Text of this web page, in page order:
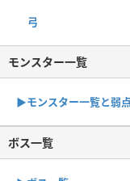
弓
モンスター一覧
▶︎モンスター一覧と弱
ボス一覧